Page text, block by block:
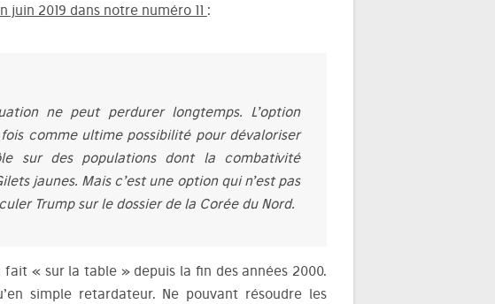
juin 2019 dans notre numéro 11 :
ne peut perdurer longtemps. L’option
comme ultime possibilité pour dévaloriser
sur des populations dont la combativité
jaunes. Mais c’est une option qui n’est pas
Trump sur le dossier de la Corée du Nord.
« sur la table » depuis la fin des années 2000.
simple retardateur. Ne pouvant résoudre les